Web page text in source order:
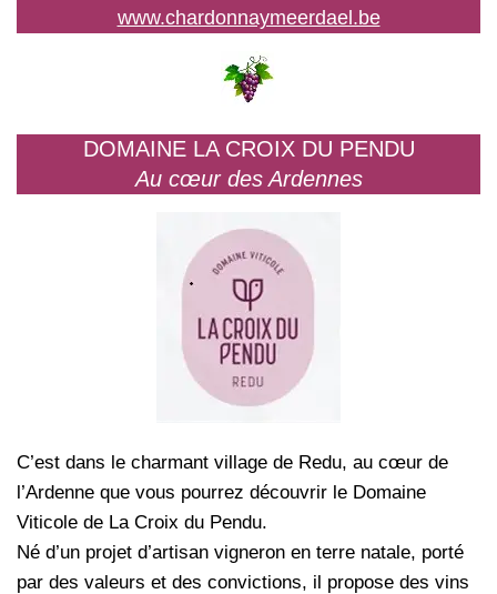
www.chardonnaymeerdael.be
DOMAINE LA CROIX DU PENDU
Au cœur des Ardennes
C’est dans le charmant village de Redu, au cœur de
l’Ardenne que vous pourrez découvrir le Domaine
Viticole de La Croix du Pendu.
Né d’un projet d’artisan vigneron en terre natale, porté
par des valeurs et des convictions, il propose des vins